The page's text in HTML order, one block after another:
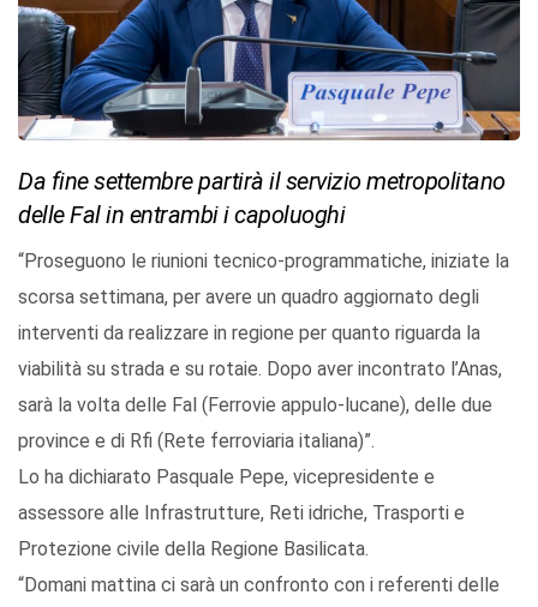
Da fine settembre partirà il servizio metropolitano
delle Fal in entrambi i capoluoghi
“Proseguono le riunioni tecnico-programmatiche, iniziate la
scorsa settimana, per avere un quadro aggiornato degli
interventi da realizzare in regione per quanto riguarda la
viabilità su strada e su rotaie. Dopo aver incontrato l’Anas,
sarà la volta delle Fal (Ferrovie appulo-lucane), delle due
province e di Rfi (Rete ferroviaria italiana)”.
Lo ha dichiarato Pasquale Pepe, vicepresidente e
assessore alle Infrastrutture, Reti idriche, Trasporti e
Protezione civile della Regione Basilicata.
“Domani mattina ci sarà un confronto con i referenti delle